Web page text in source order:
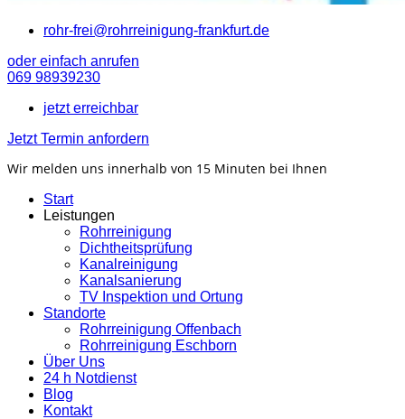
rohr-frei@rohrreinigung-frankfurt.de
oder einfach anrufen
069 98939230
jetzt erreichbar
Jetzt Termin anfordern
Wir melden uns innerhalb von 15 Minuten bei Ihnen
Start
Leistungen
Rohrreinigung
Dichtheitsprüfung
Kanalreinigung
Kanalsanierung
TV Inspektion und Ortung
Standorte
Rohrreinigung Offenbach
Rohrreinigung Eschborn
Über Uns
24 h Notdienst
Blog
Kontakt